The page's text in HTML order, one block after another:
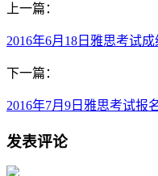
上一篇：
2016年6月18日雅思考试
下一篇：
2016年7月9日雅思考试报
发表评论